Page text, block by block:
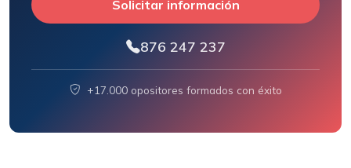
Solicitar información
876 247 237
+17.000 opositores formados con éxito